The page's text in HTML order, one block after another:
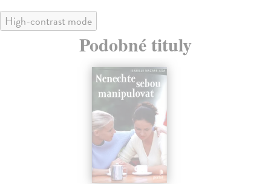
High-contrast mode
Podobné tituly